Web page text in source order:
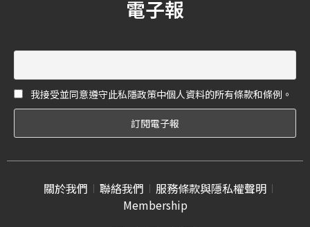
電子報
我接受並同意遵守此私隱政策中個人資料的所有條款和條例。
關於我們 聯絡我們
服務條款與隱私權聲明
Membership